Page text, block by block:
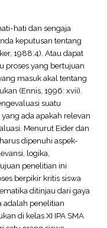
hati dan sengaja
keputusan tentang
1988:4). Atau dapat
proses yang bertujuan
masuk akal tentang
(Ennis, 1996: xvii).
suatu
ada apakah relevan
Menurut Eider dan
dipenuhi aspek-
logika,
penelitian ini
berpikir kritis siswa
ditinjau dari gaya
adalah penelitian
di kelas XI IPA SMA